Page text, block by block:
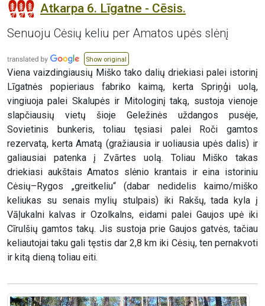
Atkarpa 6. Līgatne - Cēsis.
Senuoju Cėsių keliu per Amatos upės slėnį
Show original
Viena vaizdingiausių Miško tako dalių driekiasi palei istorinį
Līgatnės popieriaus fabriko kaimą, kerta Spriņģi uolą,
vingiuoja palei Skalupės ir Mitologinį taką, sustoja vienoje
slapčiausių vietų šioje Geležinės uždangos pusėje,
Sovietinis bunkeris, toliau tęsiasi palei Roči gamtos
rezervatą, kerta Amatą (gražiausia ir uoliausia upės dalis) ir
galiausiai patenka į Zvārtes uolą. Toliau Miško takas
driekiasi aukštais Amatos slėnio krantais ir eina istoriniu
Cėsių–Rygos „greitkeliu“ (dabar nedidelis kaimo/miško
keliukas su senais mylių stulpais) iki Rakšų, tada kyla į
Vāļukalni kalvas ir Ozolkalns, eidami palei Gaujos upė iki
Cīrulšių gamtos takų. Jis sustoja prie Gaujos gatvės, tačiau
keliautojai taku gali tęstis dar 2,8 km iki Cėsių, ten pernakvoti
ir kitą dieną toliau eiti.